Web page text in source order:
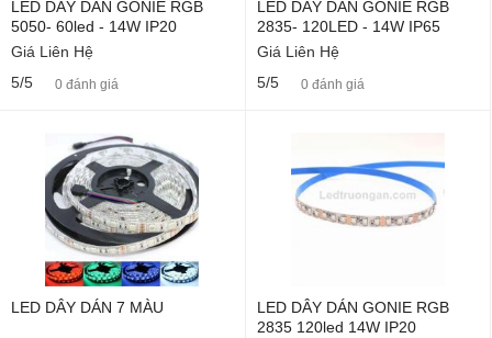
LED DÂY DÁN GONIE RGB
5050- 60led - 14W IP20
Giá Liên Hệ
5/5
0 đánh giá
LED DÂY DÁN GONIE RGB
2835- 120LED - 14W IP65
Giá Liên Hệ
5/5
0 đánh giá
LED DÂY DÁN 7 MÀU
LED DÂY DÁN GONIE RGB
2835 120led 14W IP20